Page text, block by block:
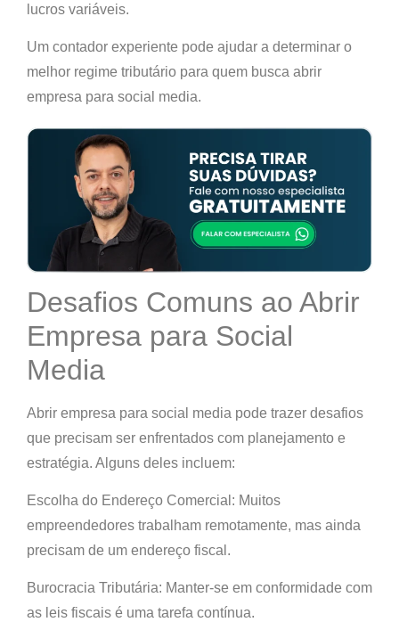
lucros variáveis.
Um contador experiente pode ajudar a determinar o
melhor regime tributário para quem busca abrir
empresa para social media.
Desafios Comuns ao Abrir
Empresa para Social
Media
Abrir empresa para social media pode trazer desafios
que precisam ser enfrentados com planejamento e
estratégia. Alguns deles incluem:
Escolha do Endereço Comercial: Muitos
empreendedores trabalham remotamente, mas ainda
precisam de um endereço fiscal.
Burocracia Tributária: Manter-se em conformidade com
as leis fiscais é uma tarefa contínua.